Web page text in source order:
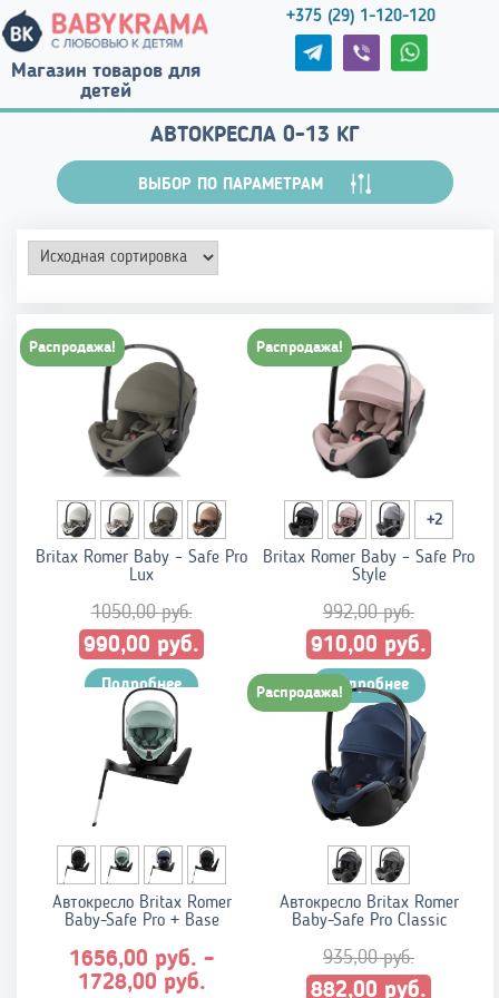
Магазин товаров для
детей
+375 (29) 1-120-120
АВТОКРЕСЛА 0-13 КГ
ВЫБОР ПО ПАРАМЕТРАМ
Распродажа!
Britax Romer Baby – Safe Pro
Lux
1050,00руб.
Первоначальная
цена
составляла
1050,00 руб..
990,00 руб.
990,00 руб..
Подробнее
Распродажа!
+2
Britax Romer Baby – Safe Pro
Style
992,00руб.
Первоначальная
цена
составляла
992,00 руб..
910,00 руб.
Подробнее
Автокресло Britax Romer
Baby-Safe Pro + Base
1656,00 руб. –
1728,00 руб.Диапазон
Распродажа!
Автокресло Britax Romer
Baby-Safe Pro Classic
935,00руб.
Первоначальная
882,00 руб.